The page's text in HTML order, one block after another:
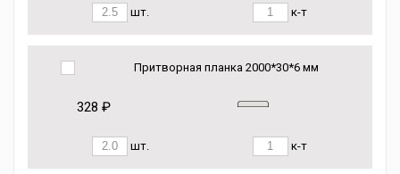
шт. к-т
Притворная планка 2000*30*6 мм
328 ₽
шт. к-т